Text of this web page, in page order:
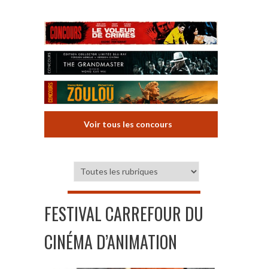
Voir tous les concours
FESTIVAL CARREFOUR DU
CINÉMA D’ANIMATION